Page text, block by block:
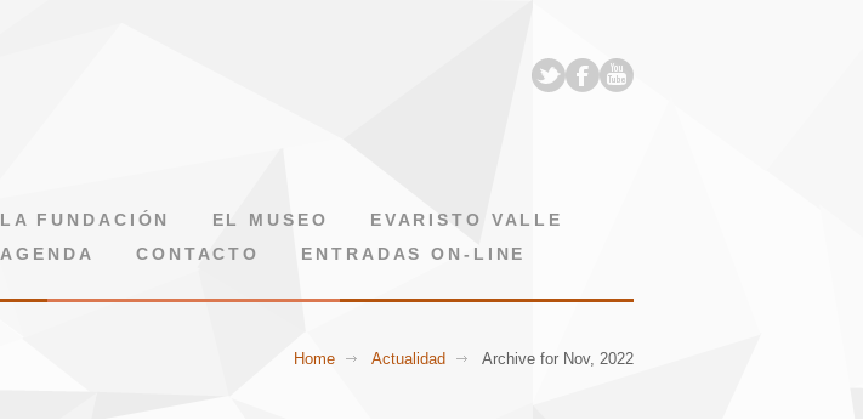
LA FUNDACIÓN EL MUSEO
EVARISTO VALLE
AGENDA CONTACTO ENTRADAS ON-LINE
Home Actualidad Archive for Nov, 2022